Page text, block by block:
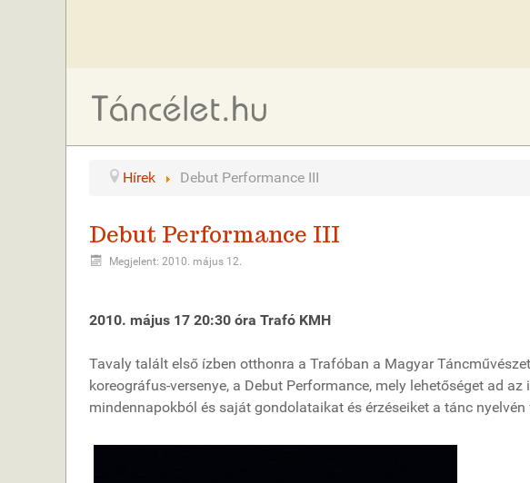
Hírek Debut Performance III
Debut Performance III
Megjelent: 2010. május 12.
2010. május 17 20:30 óra Trafó KMH
Tavaly talált első ízben otthonra a Trafóban a Magyar
koreográfus-versenye, a Debut Performance, mely lehetőséget ad
mindennapokból és saját gondolataikat és érzéseiket a tánc nyelvén